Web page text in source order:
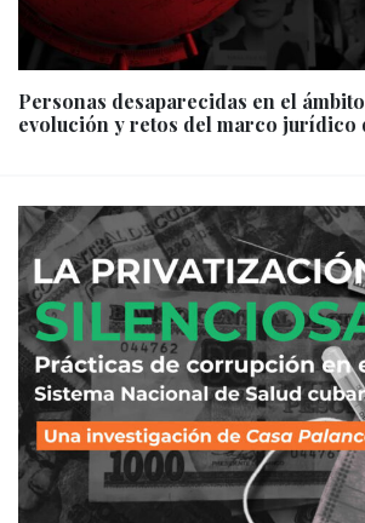
Personas desaparecidas en el
evolución y retos del marco jurídico